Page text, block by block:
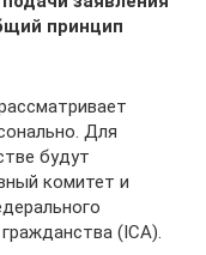
принцип
Для
будут
комитет и
(ICA).